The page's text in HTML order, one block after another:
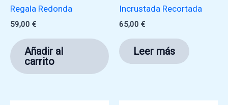
Regala Redonda
59,00 €
Añadir al
carrito
Incrustada Recortada
65,00 €
Leer más